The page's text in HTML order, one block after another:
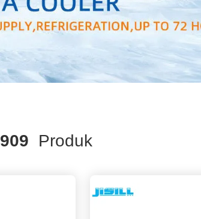
909 Produk